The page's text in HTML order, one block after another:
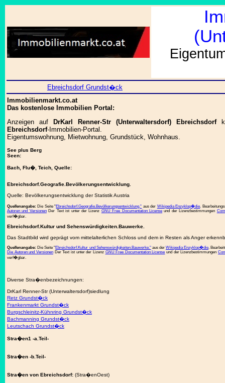
Ebreichsdorf Grundst�ck
Immobilienmarkt.co.at
Das kostenlose Immobilien Portal:
Anzeigen auf
DrKarl Renner-Str (Unterwaltersdorf) Ebreichsdorf
Ebreichsdorf-Immobilien-Portal.
Eigentumswohnung, Mietwohnung, Grundstück, Wohnhaus.
See plus Berg
Seen:
Bach, Flu�, Teich, Quelle:
Ebreichsdorf.Geografie.Bevölkerungsentwicklung.
Quelle: Bevölkerungsentwicklung der Statistik Austria
Quellenangabe: Die Seite "Ebreichsdorf.Geografie.Bevölkerungsentwicklung." aus der Wikipedia Enzyklop�die.
Autoren und VersionenDer Text ist unter der Lizenz GNU Free Documentation License und der Lizenzbestimmungen
verf�gbar.
Ebreichsdorf.Kultur und Sehenswürdigkeiten.Bauwerke.
Das Stadtbild wird geprägt vom mittelalterlichen Schloss und dem in Resten als Anger
Quellenangabe: Die Seite "Ebreichsdorf.Kultur und Sehenswürdigkeiten.Bauwerke."aus der Wikipedia Enzyklop�die.
Die Autoren und VersionenDer Text ist unter der Lizenz GNU Free Documentation License und der Lizenzbestimmungen
verf�gbar.
Diverse Stra�enbezeichnungen:
DrKarl Renner-Str (Unterwaltersdorf)siedlung
Retz Grundst�ck
Frankenmarkt Grundst�ck
Burgschleinitz-Kühnring Grundst�ck
Bachmanning Grundst�ck
Leutschach Grundst�ck
Stra�en1 -a.Teil-
Stra�en -b.Teil-
Stra�en von Ebreichsdorf: (Stra�enOest)